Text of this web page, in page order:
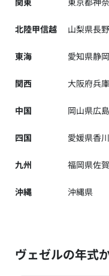
北陸甲信越 山梨県長
東海 愛知県静
関西 大阪府兵
中国 岡山県広
四国 愛媛県香
九州 福岡県佐
沖縄 沖縄県
ヴェゼルの年式